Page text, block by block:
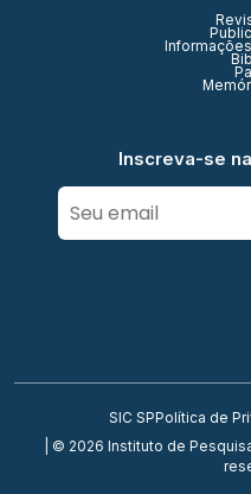
Inscreva-se
SIC SP Política de
| © 2026 Instituto de